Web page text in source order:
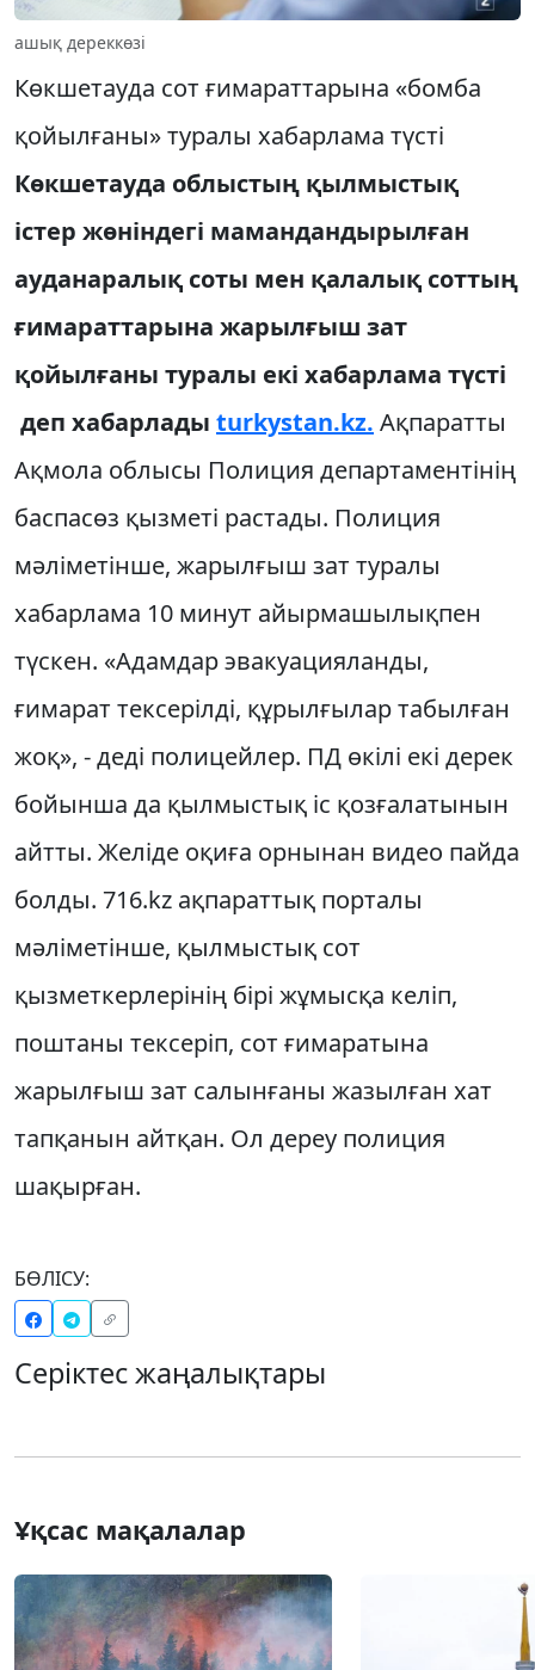
ашық дереккөзі
Көкшетауда сот ғимараттарына «бомба
қойылғаны» туралы хабарлама түсті
Көкшетауда облыстың қылмыстық
істер жөніндегі мамандандырылған
ауданаралық соты мен қалалық соттың
ғимараттарына жарылғыш зат
қойылғаны туралы екі хабарлама түсті
деп хабарлады turkystan.kz. Ақпаратты
Ақмола облысы Полиция департаментінің
баспасөз қызметі растады. Полиция
мәліметінше, жарылғыш зат туралы
хабарлама 10 минут айырмашылықпен
түскен. «Адамдар эвакуацияланды,
ғимарат тексерілді, құрылғылар табылған
жоқ», - деді полицейлер. ПД өкілі екі дерек
бойынша да қылмыстық іс қозғалатынын
айтты. Желіде оқиға орнынан видео пайда
болды. 716.kz ақпараттық порталы
мәліметінше, қылмыстық сот
қызметкерлерінің бірі жұмысқа келіп,
поштаны тексеріп, сот ғимаратына
жарылғыш зат салынғаны жазылған хат
тапқанын айтқан. Ол дереу полиция
шақырған.
БӨЛІСУ:
Серіктес жаңалықтары
Ұқсас мақалалар